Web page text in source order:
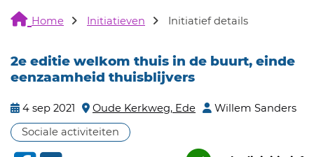
Home Initiatieven Initiatief details
2e editie welkom thuis in de buurt, einde
eenzaamheid thuisblijvers
4 sep 2021 Oude Kerkweg, Ede
Willem Sanders
Sociale activiteiten